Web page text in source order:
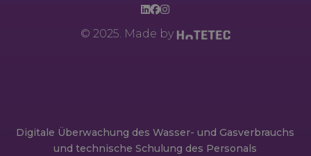
© 2025. Made by
Digitale Überwachung des Wasser- und Gasverbrauchs
und technische Schulung des Personals